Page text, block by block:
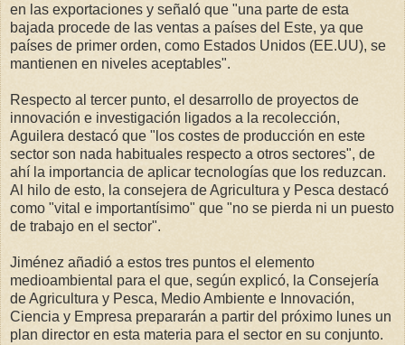
en las exportaciones y señaló que "una parte de esta
bajada procede de las ventas a países del Este, ya que
países de primer orden, como Estados Unidos (EE.UU), se
mantienen en niveles aceptables".
Respecto al tercer punto, el desarrollo de proyectos de
innovación e investigación ligados a la recolección,
Aguilera destacó que "los costes de producción en este
sector son nada habituales respecto a otros sectores", de
ahí la importancia de aplicar tecnologías que los reduzcan.
Al hilo de esto, la consejera de Agricultura y Pesca destacó
como "vital e importantísimo" que "no se pierda ni un puesto
de trabajo en el sector".
Jiménez añadió a estos tres puntos el elemento
medioambiental para el que, según explicó, la Consejería
de Agricultura y Pesca, Medio Ambiente e Innovación,
Ciencia y Empresa prepararán a partir del próximo lunes un
plan director en esta materia para el sector en su conjunto.